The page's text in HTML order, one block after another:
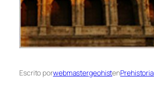
Escrito porwebmastergeohistenPrehistoria